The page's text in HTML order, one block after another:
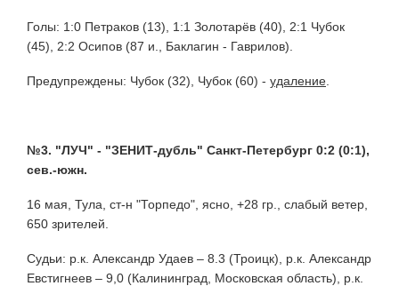
Голы: 1:0 Петраков (13), 1:1 Золотарёв (40), 2:1 Чубок
(45), 2:2 Осипов (87 и., Баклагин - Гаврилов).
Предупреждены: Чубок (32), Чубок (60) - удаление
№3. "ЛУЧ" - "ЗЕНИТ-дубль" Санкт-Петербург 0:2 (0:1),
сев.-южн.
16 мая, Тула, ст-н "Торпедо", ясно, +28 гр., слабый ветер,
650 зрителей.
Судьи: р.к. Александр Удаев – 8.3 (Троицк), р.к. Александр
Евстигнеев – 9,0 (Калининград, Московская область), р.к.